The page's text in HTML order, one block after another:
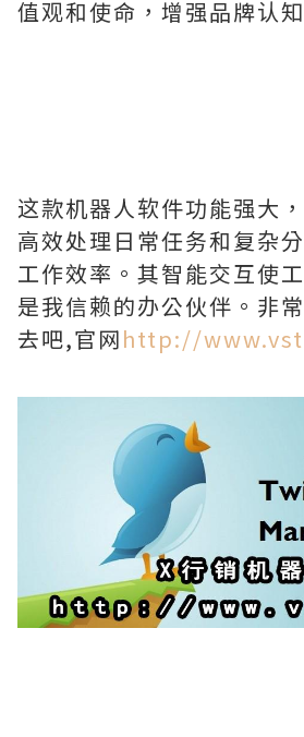
值观和使命，增强品牌认
这款机器人软件功能强大
高效处理日常任务和复杂
工作效率。其智能交互使
是我信赖的办公伙伴。非
去吧,官网http://